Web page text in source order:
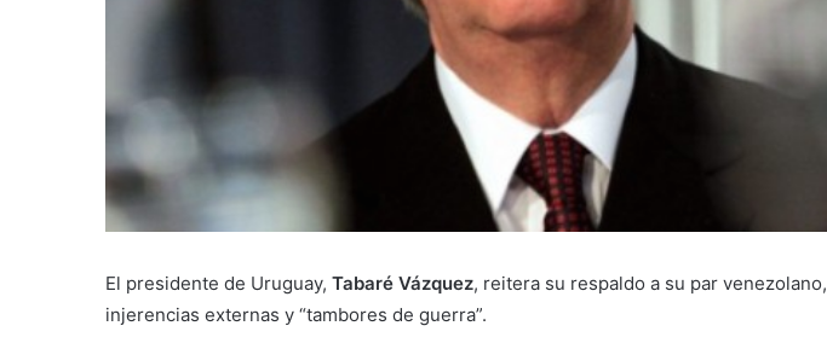
El presidente de Uruguay, Tabaré Vázquez, reitera su respaldo a su par venezolano,
injerencias externas y “tambores de guerra”.